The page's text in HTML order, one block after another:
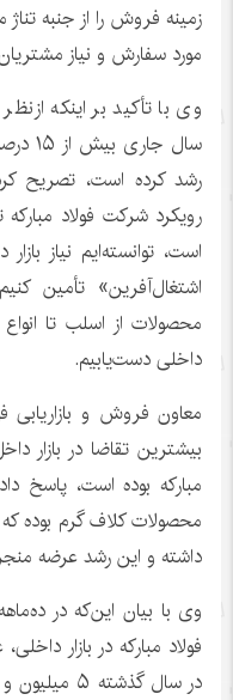
زمینه فروش را از جنبه
مورد سفارش و نیاز مشتریان
وی با تأکید بر اینکه
سال
رشد کرده است، تصریح
رویکرد شرکت فولاد
است، توانسته‌ایم نیاز
محصولات از اسلب تا
داخلی دست‌یابیم.
معاون فروش و بازاریابی
بیشترین تقاضا در بازار
مبارکه بوده است، پاسخ
داشته و این رشد عرضه
فولاد مبارکه در بازار